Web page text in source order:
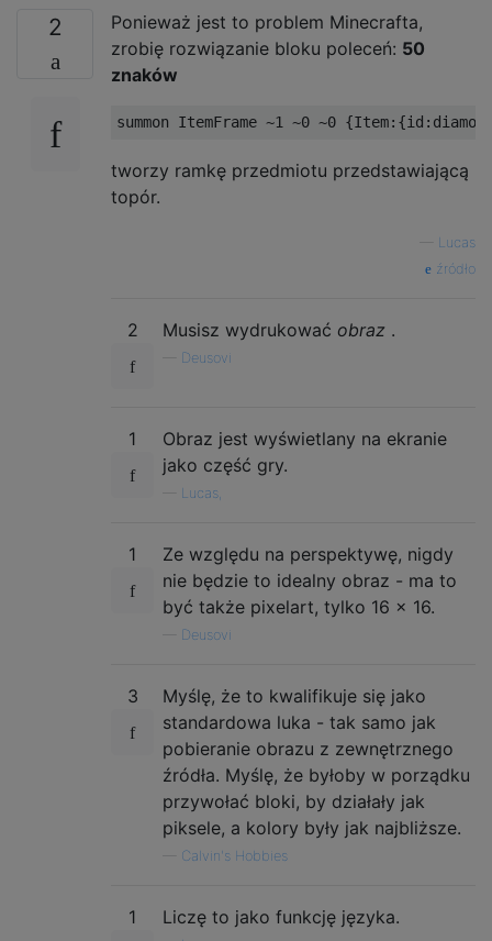
2
Ponieważ jest to problem Minecrafta,
zrobię rozwiązanie bloku poleceń: 50
znaków
tworzy ramkę przedmiotu przedstawiającą
topór.
Lucas
źródło
2 Musisz wydrukować obraz .
Deusovi
1
Obraz jest wyświetlany na ekranie
jako część gry.
Lucas,
1
Ze względu na perspektywę, nigdy
nie będzie to idealny obraz - ma to
być także pixelart, tylko 16 x 16.
Deusovi
3
Myślę, że to kwalifikuje się jako
standardowa luka - tak samo jak
pobieranie obrazu z zewnętrznego
źródła. Myślę, że byłoby w porządku
przywołać bloki, by działały jak
piksele, a kolory były jak najbliższe.
Calvin's Hobbies
1 Liczę to jako funkcję języka.